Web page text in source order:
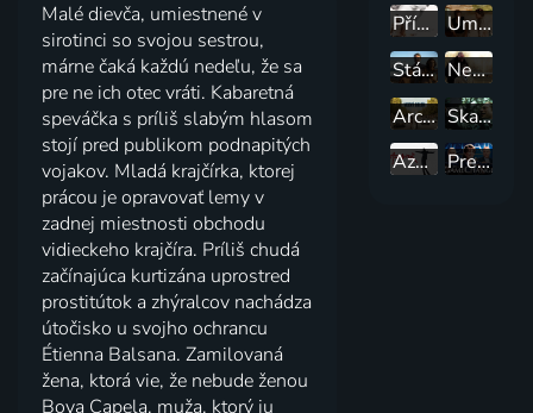
Malé dievča, umiestnené v
sirotinci so svojou sestrou,
márne čaká každú nedeľu, že sa
pre ne ich otec vráti. Kabaretná
speváčka s príliš slabým hlasom
stojí pred publikom podnapitých
vojakov. Mladá krajčírka, ktorej
prácou je opravovať lemy v
zadnej miestnosti obchodu
vidieckeho krajčíra. Príliš chudá
začínajúca kurtizána uprostred
prostitútok a zhýralcov nachádza
útočisko u svojho ochrancu
Étienna Balsana. Zamilovaná
žena, ktorá vie, že nebude ženou
Boya Capela, muža, ktorý ju
Příslib úsvitu
Umění jíst a milovat
Stále som tu
Nedotknutelní
Architekt
Skafander a motýl´
Aznavour
Prezidentské volby